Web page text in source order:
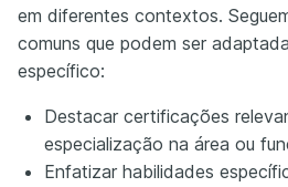
em diferentes contextos.
comuns que podem ser
específico:
Destacar certificações
especialização na área ou
Enfatizar habilidades